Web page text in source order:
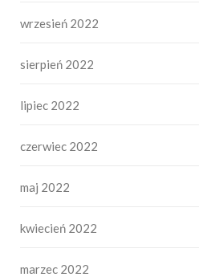
wrzesień 2022
sierpień 2022
lipiec 2022
czerwiec 2022
maj 2022
kwiecień 2022
marzec 2022